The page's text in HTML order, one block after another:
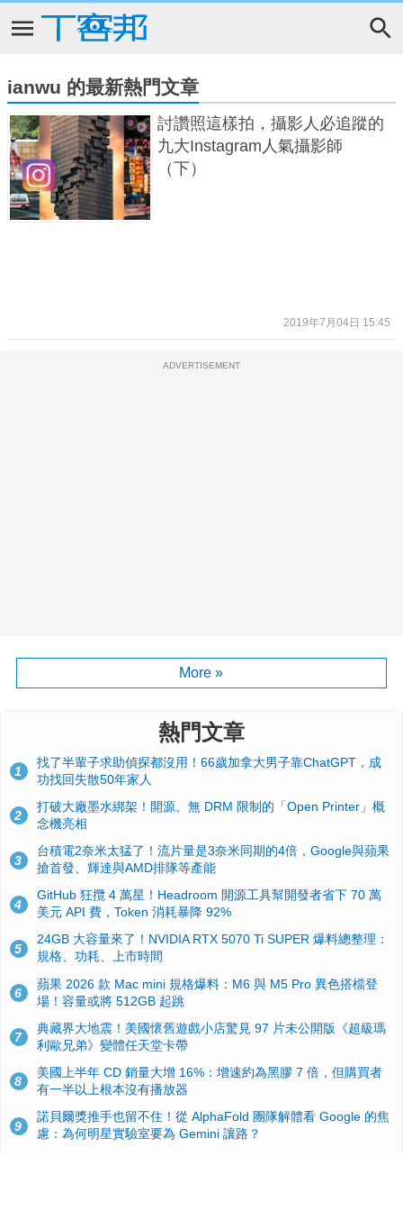
ianwu 的最新熱門文章
討讚照這樣拍，攝影人必追蹤的
九大Instagram人氣攝影師
（下）
2019年7月04日 15:45
ADVERTISEMENT
More »
熱門文章
1
找了半輩子求助偵探都沒用！66歲加拿大男子靠ChatGPT，成
功找回失散50年家人
2
打破大廠墨水綁架！開源、無 DRM 限制的「Open Printer」概
念機亮相
3
台積電2奈米太猛了！流片量是3奈米同期的4倍，Google與蘋果
搶首發、輝達與AMD排隊等產能
4
GitHub 狂攬 4 萬星！Headroom 開源工具幫開發者省下 70 萬
美元 API 費，Token 消耗暴降 92%
5
24GB 大容量來了！NVIDIA RTX 5070 Ti SUPER 爆料總整理：
規格、功耗、上市時間
6
蘋果 2026 款 Mac mini 規格爆料：M6 與 M5 Pro 異色搭檔登
場！容量或將 512GB 起跳
7
典藏界大地震！美國懷舊遊戲小店驚見 97 片未公開版《超級瑪
利歐兄弟》變體任天堂卡帶
8
美國上半年 CD 銷量大增 16%：增速約為黑膠 7 倍，但購買者
有一半以上根本沒有播放器
9
諾貝爾獎推手也留不住！從 AlphaFold 團隊解體看 Google 的焦
慮：為何明星實驗室要為 Gemini 讓路？